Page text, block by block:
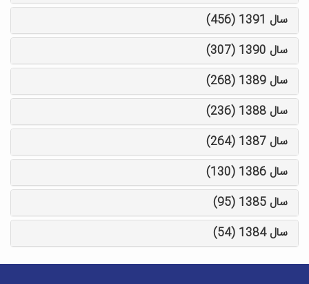
سال 1391 (456)
سال 1390 (307)
سال 1389 (268)
سال 1388 (236)
سال 1387 (264)
سال 1386 (130)
سال 1385 (95)
سال 1384 (54)